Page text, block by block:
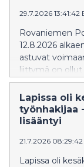
29.7.2026 13:41:42
Rovaniemen
12.8.2026
astuvat
liittymä on ollut
vuoksi.
Lapissa oli
työnhakijaa
lisääntyi
21.7.2026 08:29:42
Lapissa oli